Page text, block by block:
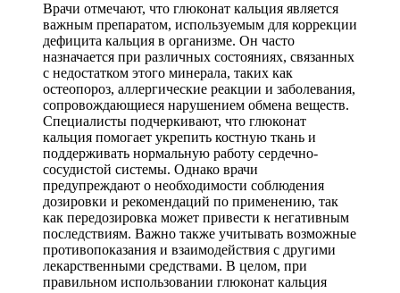
Врачи отмечают, что глюконат кальция является
важным препаратом, используемым для коррекции
дефицита кальция в организме. Он часто
назначается при различных состояниях, связанных
с недостатком этого минерала, таких как
остеопороз, аллергические реакции и заболевания,
сопровождающиеся нарушением обмена веществ.
Специалисты подчеркивают, что глюконат
кальция помогает укрепить костную ткань и
поддерживать нормальную работу сердечно-
сосудистой системы. Однако врачи
предупреждают о необходимости соблюдения
дозировки и рекомендаций по применению, так
как передозировка может привести к негативным
последствиям. Важно также учитывать возможные
противопоказания и взаимодействия с другими
лекарственными средствами. В целом, при
правильном использовании глюконат кальция